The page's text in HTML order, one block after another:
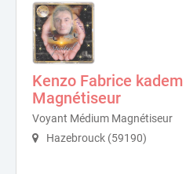
Kenzo Fabrice
Magnétiseur
Voyant Médium Magnétiseur
Hazebrouck (59190)